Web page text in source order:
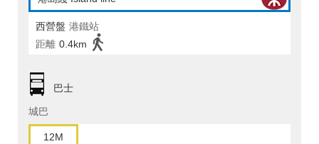
西營盤 港鐵站
距離 0.4km
巴士
城巴
12M